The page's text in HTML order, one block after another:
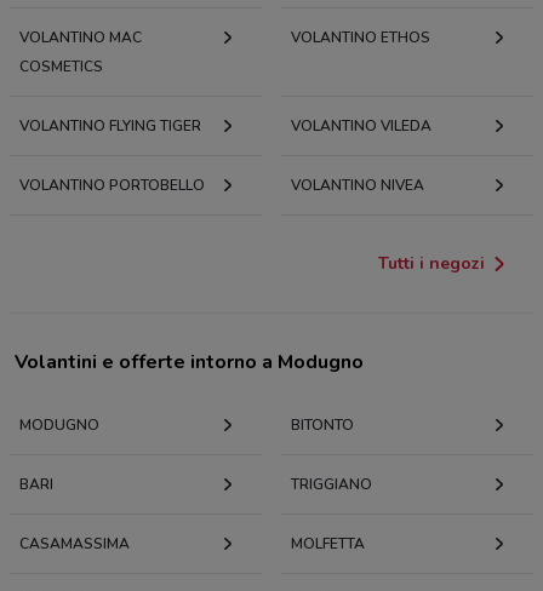
VOLANTINO MAC
COSMETICS
VOLANTINO ETHOS
VOLANTINO FLYING TIGER VOLANTINO VILEDA
VOLANTINO PORTOBELLO VOLANTINO NIVEA
Tutti i negozi
Volantini e offerte intorno a Modugno
MODUGNO BITONTO
BARI TRIGGIANO
CASAMASSIMA MOLFETTA